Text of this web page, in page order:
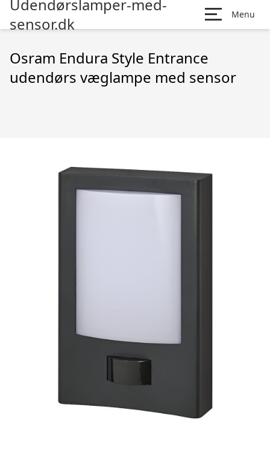
Udendørslamper-med-
sensor.dk
Menu
Osram Endura Style Entrance
udendørs væglampe med sensor